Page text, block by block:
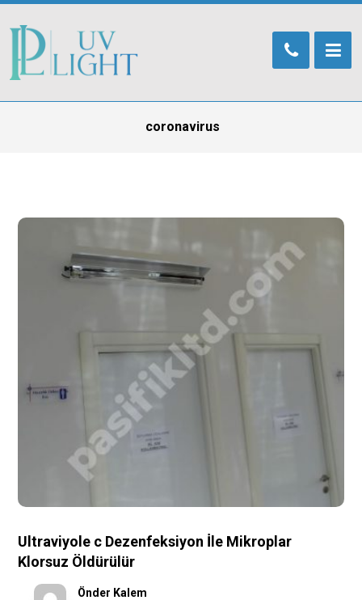
coronavirus
Ultraviyole c Dezenfeksiyon İle Mikroplar
Klorsuz Öldürülür
Önder Kalem